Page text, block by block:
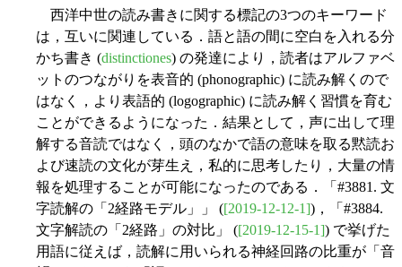
西洋中世の読み書きに関する標記の3つのキーワード
は，互いに関連している．語と語の間に空白を入れる分
かち書き (distinctiones) の発達により，読者はアルファベ
ットのつながりを表音的 (phonographic) に読み解くので
はなく，より表語的 (logographic) に読み解く習慣を育む
ことができるようになった．結果として，声に出して理
解する音読ではなく，頭のなかで語の意味を取る黙読お
よび速読の文化が芽生え，私的に思考したり，大量の情
報を処理することが可能になったのである．「#3881. 文
字読解の「2経路モデル」」 ([2019-12-12-1])，「#3884.
文字解読の「2経路」の対比」 ([2019-12-15-1]) で挙げた
用語に従えば，読解に用いられる神経回路の比重が「音